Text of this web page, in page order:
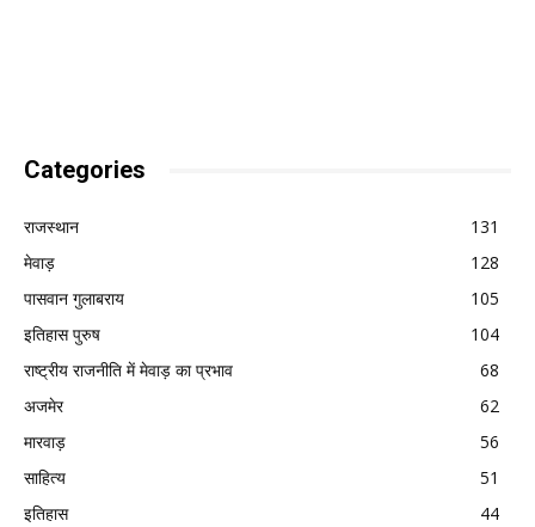
Categories
राजस्थान
131
मेवाड़
128
पासवान गुलाबराय
105
इतिहास पुरुष
104
राष्ट्रीय राजनीति में मेवाड़ का प्रभाव
68
अजमेर
62
मारवाड़
56
साहित्य
51
इतिहास
44